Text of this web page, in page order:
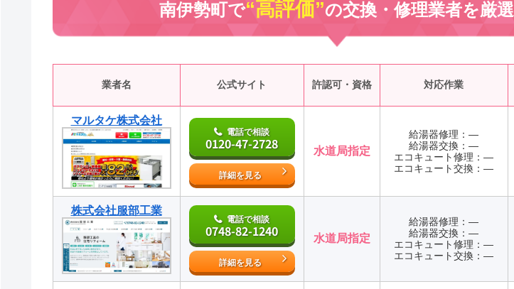
南伊勢町で“高評価”の交換・修理業者を厳選
業者名 公式サイト 許認可・資格 対応作業
マルタケ株式会社
電話で相談
0120-47-2728
詳細を見る
水道局指定
給湯器修理：―
給湯器交換：―
エコキュート修理：―
エコキュート交換：―
株式会社服部工業
電話で相談
0748-82-1240
詳細を見る
水道局指定
給湯器修理：―
給湯器交換：―
エコキュート修理：―
エコキュート交換：―